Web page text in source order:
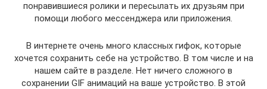
понравившиеся ролики и пересылать их друзьям при
помощи любого мессенджера или приложения.
В интернете очень много классных гифок, которые
хочется сохранить себе на устройство. В том числе и на
нашем сайте в разделе. Нет ничего сложного в
сохранении GIF анимаций на ваше устройство. В этой